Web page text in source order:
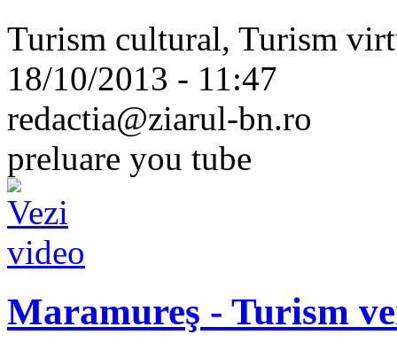
Turism cultural, Turism
18/10/2013 - 11:47
redactia@ziarul-bn.ro
preluare you tube
Maramureş - Turism